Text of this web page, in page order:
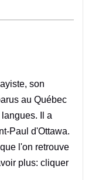
son
au Québec
Il a
Paul d'Ottawa.
l'on retrouve
plus: cliquer